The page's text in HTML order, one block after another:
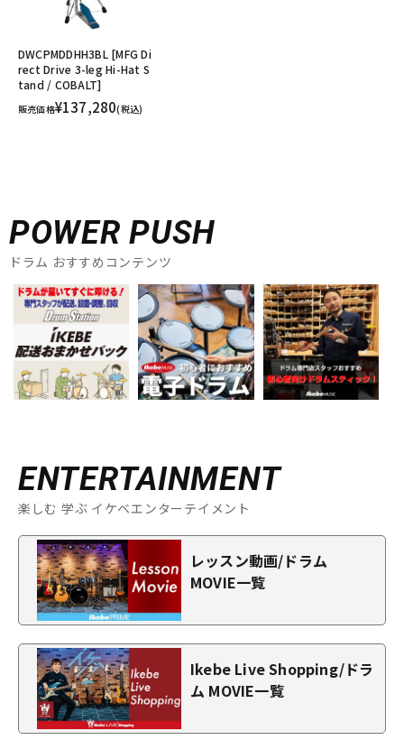
DWCPMDDHH3BL [MFG Di
rect Drive 3-leg Hi-Hat S
tand / COBALT]
販売価格¥137,280(税込)
POWER PUSH
ドラム おすすめコンテンツ
ENTERTAINMENT
楽しむ 学ぶ イケベエンターテイメント
レッスン動画/ドラム
MOVIE一覧
Ikebe Live Shopping/ドラ
ム MOVIE一覧